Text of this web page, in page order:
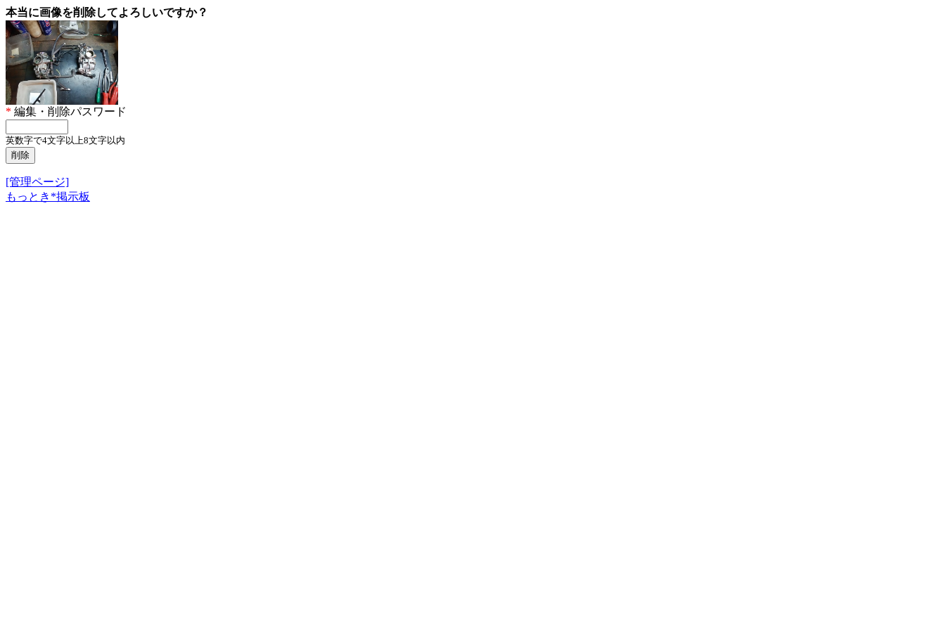
本当に画像を削除してよろしいですか？
* 編集・削除パスワード
英数字で4文字以上8文字以内
[管理ページ]
もっとき*掲示板